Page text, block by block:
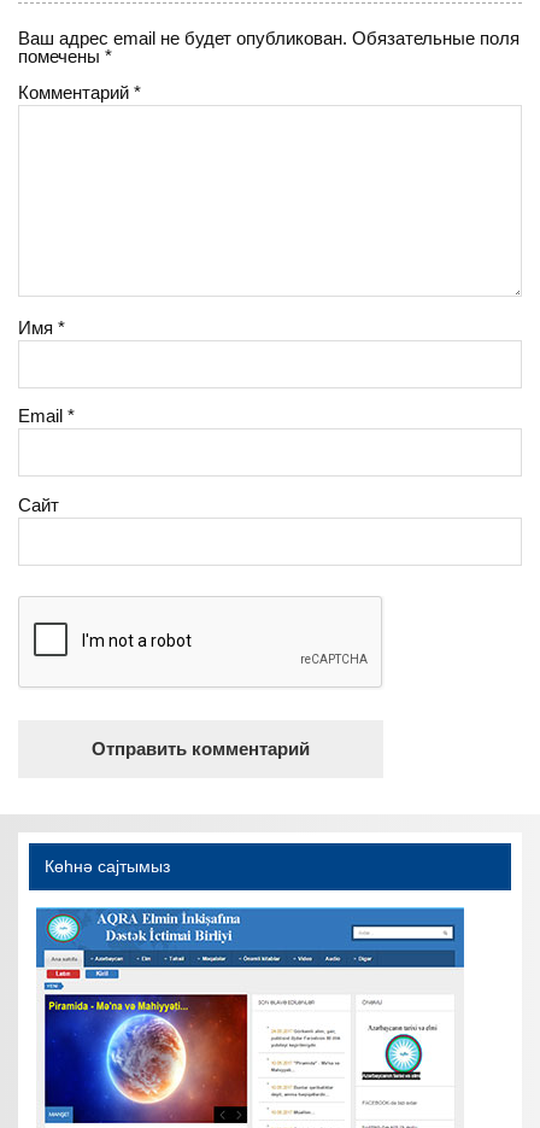
Ваш адрес email не будет опубликован. Обязательные поля
помечены*
Комментарий*
Имя*
Email*
Сайт
Көһнә саjтымыз